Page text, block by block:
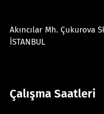
Akıncılar Mh. Çukurova
İSTANBUL
Çalışma Saatleri